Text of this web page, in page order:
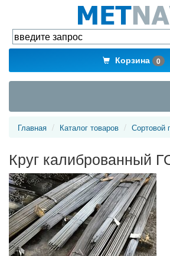
Корзина 0
Главная Каталог товаров Сортовой
Круг калиброванный